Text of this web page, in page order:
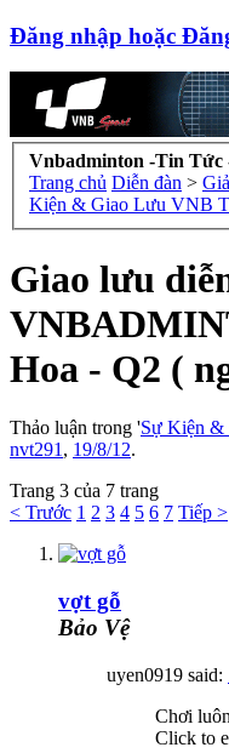
Đăng nhập hoặc
Vnbadminton -Tin Tức
Trang chủ Diễn đàn >
Kiện & Giao Lưu VNB
Giao lưu
Hoa - Q2 (
Thảo luận trong 'Sự Kiện
nvt291 , 19/8/12.
Trang 3 của 7 trang
< Trước 1 2 3 4 5 6 7 Tiếp >
vợt gỗ
Bảo Vệ
uyen0919 said:
Chơi
Click to